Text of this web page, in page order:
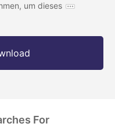
um dieses
For